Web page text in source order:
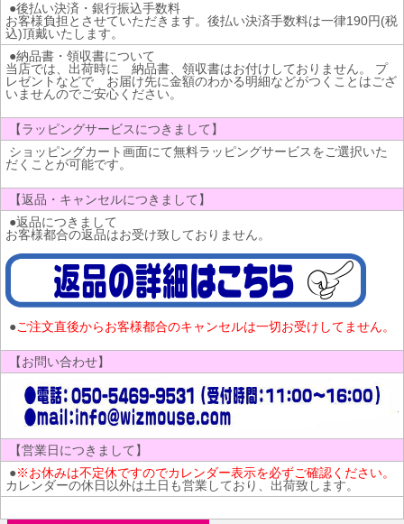
●後払い決済・銀行振込手数料
お客様負担とさせていただきます。後払い決済手数料は一律190円(税
込)頂戴いたします。
●納品書・領収書について
当店では、出荷時に 納品書、領収書はお付けしておりません。 プ
レゼントなどで お届け先に金額のわかる明細などがつくことはござ
いませんのでご安心ください。
【ラッピングサービスにつきまして】
ショッピングカート画面にて無料ラッピングサービスをご選択いた
だくことが可能です。
【返品・キャンセルにつきまして】
●返品につきまして
お客様都合の返品はお受け致しておりません。
●ご注文直後からお客様都合のキャンセルは一切お受けしてません。
【お問い合わせ】
【営業日につきまして】
●※お休みは不定休ですのでカレンダー表示を必ずご確認ください。
カレンダーの休日以外は土日も営業しており、出荷致します。